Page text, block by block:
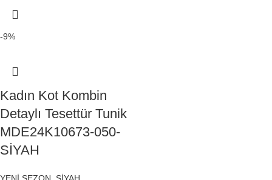
-9%
Kadın Kot Kombin
Detaylı Tesettür Tunik
MDE24K10673-050-
SİYAH